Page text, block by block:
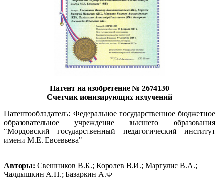
Патент на изобретение № 2674130
Счетчик ионизирующих излучений
Патентообладатель: Федеральное государственное бюджетное
образовательное учреждение высшего образования
"Мордовский государственный педагогический институт
имени М.Е. Евсевьева"
Авторы: Свешников В.К.; Королев В.И.; Маргулис В.А.;
Чалдышкин А.Н.; Базаркин А.Ф